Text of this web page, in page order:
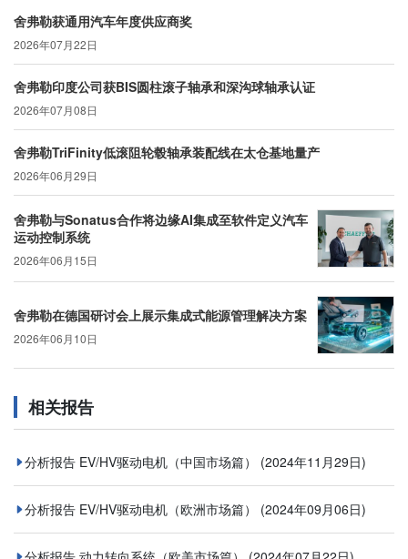
舍弗勒获通用汽车年度供应商奖
2026年07月22日
舍弗勒印度公司获BIS圆柱滚子轴承和深沟球轴承认证
2026年07月08日
舍弗勒TriFinity低滚阻轮毂轴承装配线在太仓基地量产
2026年06月29日
舍弗勒与Sonatus合作将边缘AI集成至软件定义汽车
运动控制系统
2026年06月15日
舍弗勒在德国研讨会上展示集成式能源管理解决方案
2026年06月10日
相关报告
分析报告 EV/HV驱动电机（中国市场篇） (2024年11月29日)
分析报告 EV/HV驱动电机（欧洲市场篇） (2024年09月06日)